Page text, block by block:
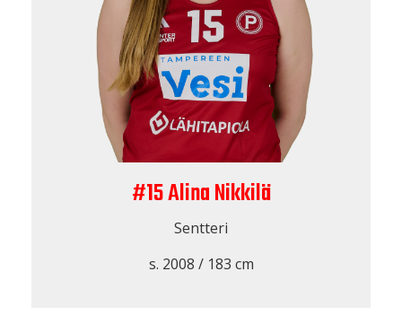
#15 Alina Nikkilä
Sentteri
s. 2008 / 183 cm